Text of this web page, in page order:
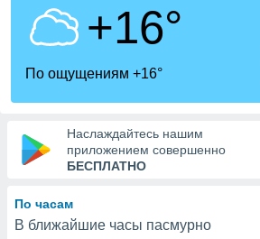
Вы можете
к этому
доступ
+16°
По ощущениям +16°
Наслаждайтесь нашим
приложением совершенно
БЕСПЛАТНО
По часам
В ближайшие часы пасмурно